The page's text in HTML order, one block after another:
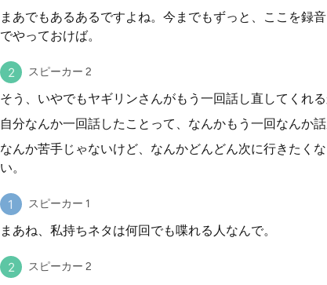
まあでもあるあるですよね。今までもずっと、ここを録
でやっておけば。
スピーカー 2
そう、いやでもヤギリンさんがもう一回話し直してくれ
自分なんか一回話したことって、なんかもう一回なんか
なんか苦手じゃないけど、なんかどんどん次に行きたく
い。
スピーカー 1
まあね、私持ちネタは何回でも喋れる人なんで。
スピーカー 2